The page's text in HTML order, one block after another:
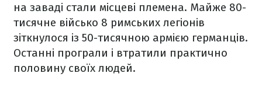
на заваді стали місцеві племена. Майже 80-
тисячне військо 8 римських легіонів
зіткнулося із 50-тисячною армією германців.
Останні програли і втратили практично
половину своїх людей.